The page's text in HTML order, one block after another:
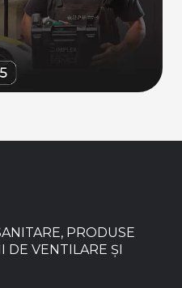
PRODUSE
DE VENTILARE ȘI